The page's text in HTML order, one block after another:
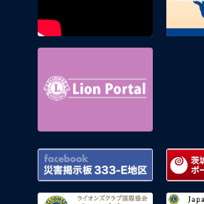
Facebook
ライオン